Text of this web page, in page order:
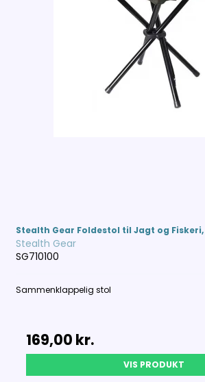
Stealth Gear Foldestol til Jagt og Fiskeri,
Stealth Gear
SG710100
Sammenklappelig stol
169,00 kr.
VIS PRODUKT